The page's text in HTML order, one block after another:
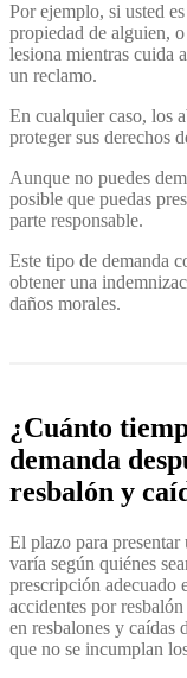
Por ejemplo, si usted
propiedad de alguien,
lesiona mientras cuida
un reclamo.
En cualquier caso, los
proteger sus derechos
Aunque no puedes
posible que puedas
parte responsable.
Este tipo de demanda
obtener una
daños morales.
¿Cuánto
demanda
resbalón y
El plazo para presentar
varía según quiénes
prescripción adecuado
accidentes por
en resbalones y caídas
que no se incumplan